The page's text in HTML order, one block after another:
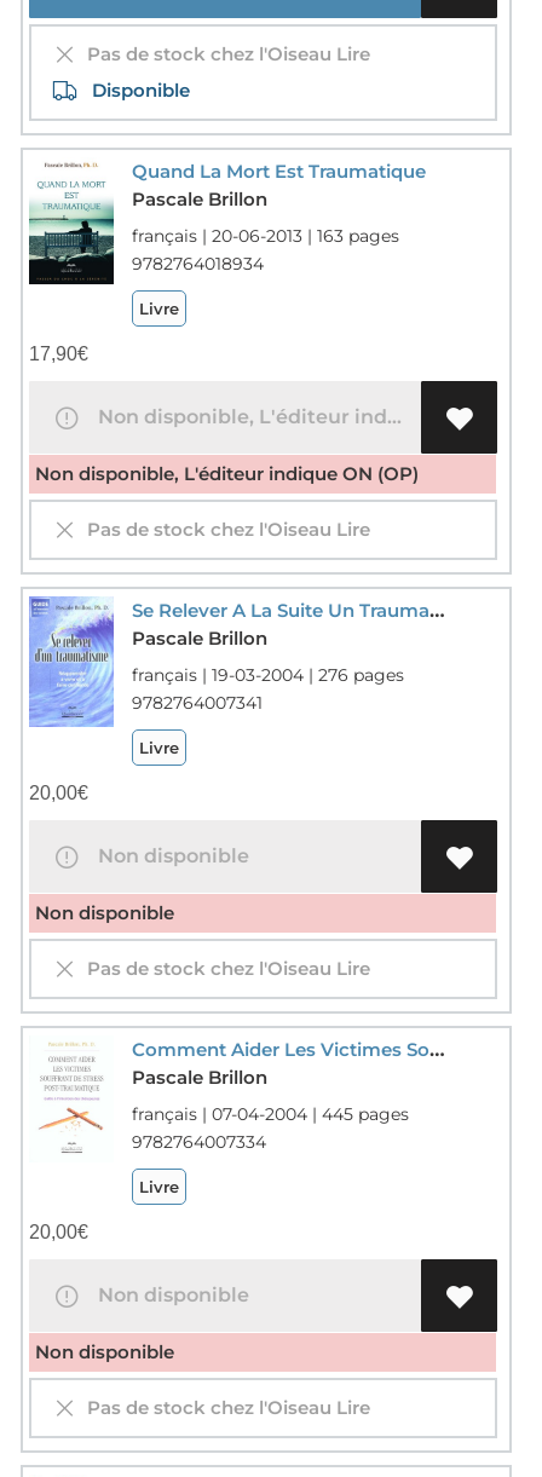
Pas de stock chez l'Oiseau Lire
Disponible
Quand La Mort Est Traumatique
Pascale Brillon
français | 20-06-2013 | 163 pages
9782764018934
Livre
17,90€
Non disponible, L'éditeur indique ON (OP)
Non disponible, L'éditeur indique ON (OP)
Pas de stock chez l'Oiseau Lire
Se Relever A La Suite Un Traumatisme
Pascale Brillon
français | 19-03-2004 | 276 pages
9782764007341
Livre
20,00€
Non disponible
Non disponible
Pas de stock chez l'Oiseau Lire
Comment Aider Les Victimes Souffrant De Stress Post-traumatique ; Guide A L'intention Des Therapeutes
Pascale Brillon
français | 07-04-2004 | 445 pages
9782764007334
Livre
20,00€
Non disponible
Non disponible
Pas de stock chez l'Oiseau Lire